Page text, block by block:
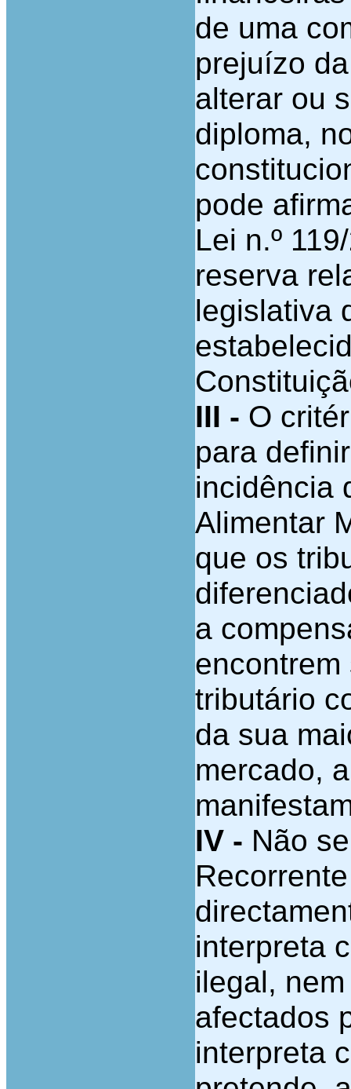
de uma
prejuízo
alterar ou
diploma,
pode
Lei n.º
reserva
legislativa
III - O
para
incidência
Alimentar
que os
a
tributário
da sua
mercado,
IV - Não
interpreta
ilegal,
afectados
interpreta